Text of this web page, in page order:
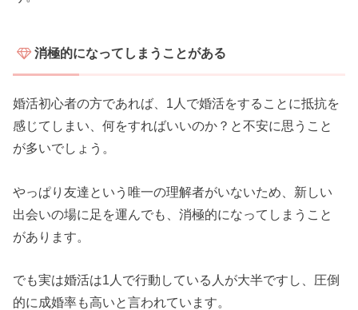
消極的になってしまうことがある
婚活初心者の方であれば、1人で婚活をすることに抵抗を
感じてしまい、何をすればいいのか？と不安に思うこと
が多いでしょう。
やっぱり友達という唯一の理解者がいないため、新しい
出会いの場に足を運んでも、消極的になってしまうこと
があります。
でも実は婚活は1人で行動している人が大半ですし、圧倒
的に成婚率も高いと言われています。